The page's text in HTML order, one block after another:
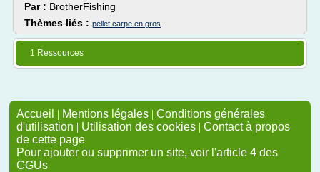
Par : BrotherFishing
Thèmes liés : pellet carpe en gros
1 Ressources
Accueil | Mentions légales | Conditions générales
d'utilisation | Utilisation des cookies | Contact à propos
de cette page
Pour ajouter ou supprimer un site, voir l'article 4 des
CGUs